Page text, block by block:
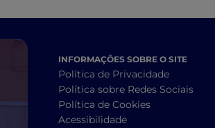
INFORMAÇÕES SOBRE O SITE
Política de Privacidade
Política sobre Redes Sociais
Política de Cookies
Acessibilidade